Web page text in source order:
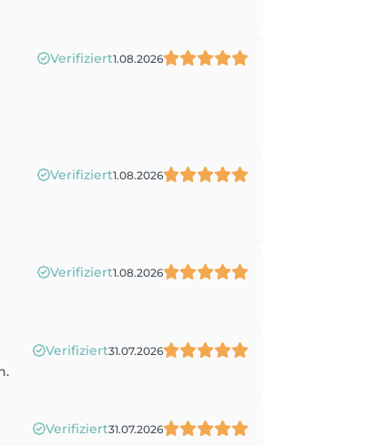
Verifiziert1.08.2026
Verifiziert1.08.2026
Verifiziert1.08.2026
Verifiziert31.07.2026
Verifiziert31.07.2026